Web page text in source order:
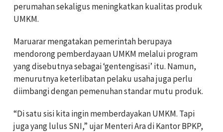
perumahan sekaligus meningkatkan kualitas produk
UMKM.
Maruarar mengatakan pemerintah berupaya
mendorong pemberdayaan UMKM melalui program
yang disebutnya sebagai ‘gentengisasi’ itu. Namun,
menurutnya keterlibatan pelaku usaha juga perlu
diimbangi dengan pemenuhan standar mutu produk.
“Di satu sisi kita ingin memberdayakan UMKM. Tapi
juga yang lulus SNI,” ujar Menteri Ara di Kantor BPKP,